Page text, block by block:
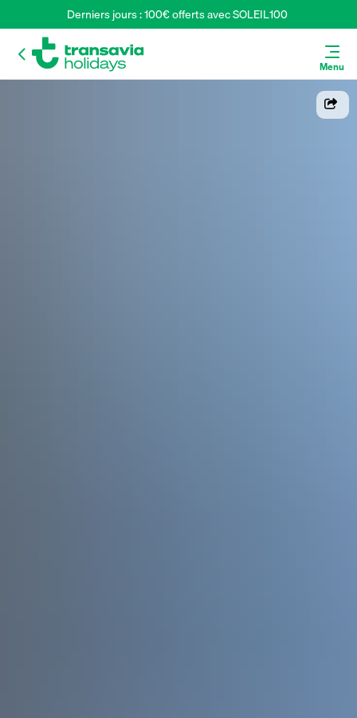
Derniers jours : 100€ offerts avec SOLEIL100
Menu